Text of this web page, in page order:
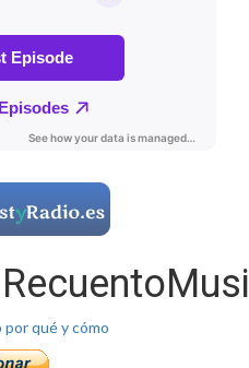
qué y cómo